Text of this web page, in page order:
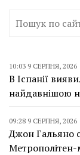
10:03 9 СЕРПНЯ, 2026
В Іспанії
найдавнішою
09:28 9 СЕРПНЯ, 2026
Джон Гальяно